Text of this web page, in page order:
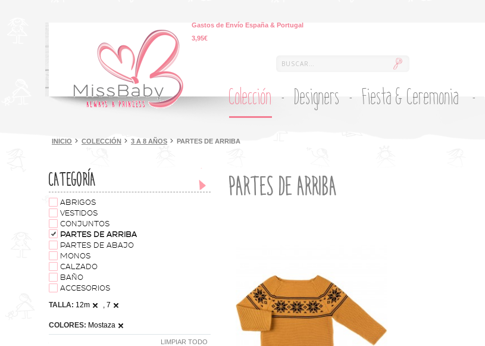
Gastos de Envío España & Portugal
3,95€
Colección Designers Fiesta & Ceremonia
INICIO COLECCIÓN 3 A 8 AÑOS PARTES DE ARRIBA
CATEGORÍA
ABRIGOS
VESTIDOS
CONJUNTOS
PARTES DE ARRIBA
PARTES DE ABAJO
MONOS
CALZADO
BAÑO
ACCESORIOS
TALLA: 12m , 7
COLORES: Mostaza
LIMPIAR TODO
PARTES DE ARRIBA